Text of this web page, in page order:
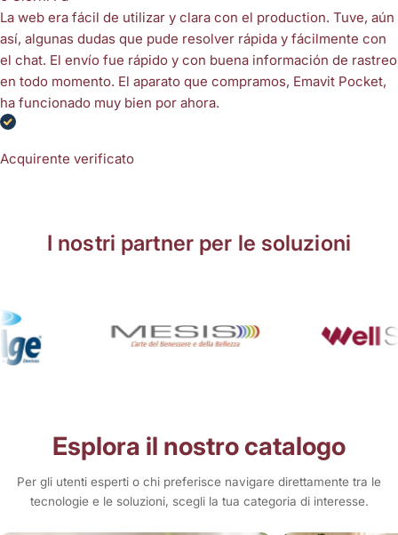
La web era fácil de utilizar y clara con el production. Tuve, aún
así, algunas dudas que pude resolver rápida y fácilmente con
el chat. El envío fue rápido y con buena información de rastreo
en todo momento. El aparato que compramos, Emavit Pocket,
ha funcionado muy bien por ahora.
Acquirente verificato
I nostri partner per le soluzioni
Esplora il nostro catalogo
Per gli utenti esperti o chi preferisce navigare direttamente tra le
tecnologie e le soluzioni, scegli la tua categoria di interesse.